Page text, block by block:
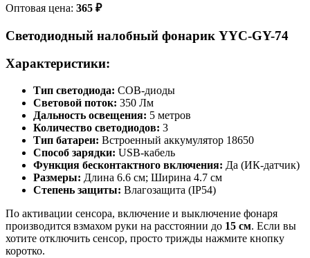
Оптовая цена: 365 ₽
Светодиодный налобный фонарик YYC-GY-74
Характеристики:
Тип светодиода: COB-диоды
Световой поток: 350 Лм
Дальность освещения: 5 метров
Количество светодиодов: 3
Тип батареи: Встроенный аккумулятор 18650
Способ зарядки: USB-кабель
Функция бесконтактного включения: Да (ИК-датчик)
Размеры: Длина 6.6 см; Ширина 4.7 см
Степень защиты: Влагозащита (IP54)
По активации сенсора, включение и выключение фонаря
производится взмахом руки на расстоянии до 15 см. Если вы
хотите отключить сенсор, просто трижды нажмите кнопку
коротко.